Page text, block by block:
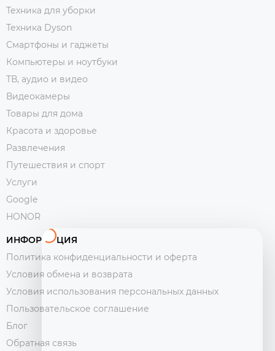
Техника для уборки
Техника Dyson
Смартфоны и гаджеты
Компьютеры и ноутбуки
ТВ, аудио и видео
Видеокамеры
Товары для дома
Красота и здоровье
Развлечения
Путешествия и спорт
Услуги
Google
HONOR
ИНФОРМАЦИЯ
Политика конфиденциальности и оферта
Условия обмена и возврата
Условия использования персональных данных
Пользовательское соглашение
Блог
Обратная связь